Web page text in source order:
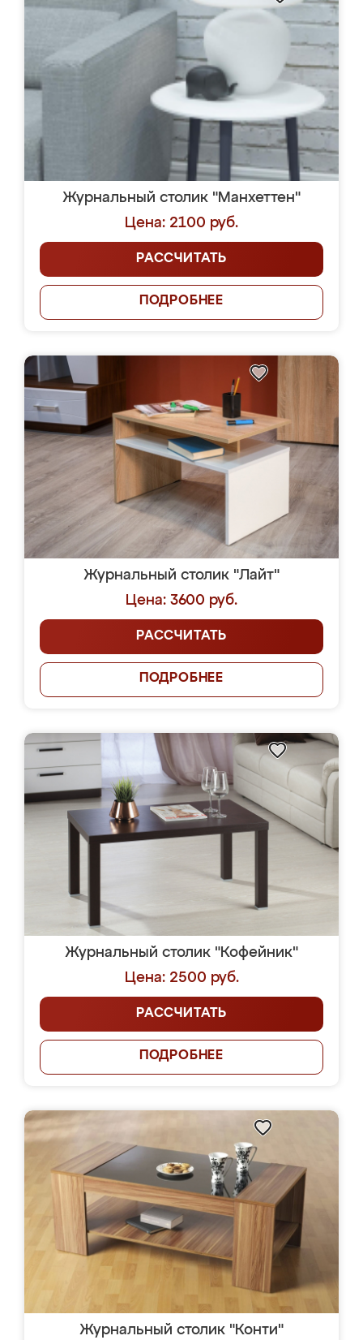
Журнальный столик "Манхеттен"
Цена: 2100 руб.
РАССЧИТАТЬ
ПОДРОБНЕЕ
Журнальный столик "Лайт"
Цена: 3600 руб.
РАССЧИТАТЬ
ПОДРОБНЕЕ
Журнальный столик "Кофейник"
Цена: 2500 руб.
РАССЧИТАТЬ
ПОДРОБНЕЕ
Журнальный столик "Конти"